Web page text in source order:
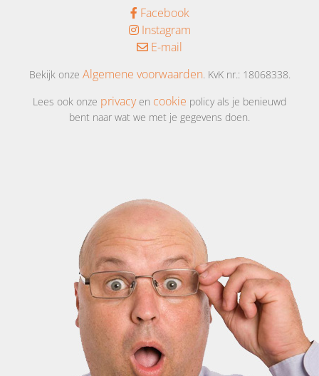
Facebook
Instagram
E-mail
Bekijk onze Algemene voorwaarden . KvK nr.: 18068338.
Lees ook onze privacyen cookie policy als je benieuwd
bent naar wat we met je gegevens doen.